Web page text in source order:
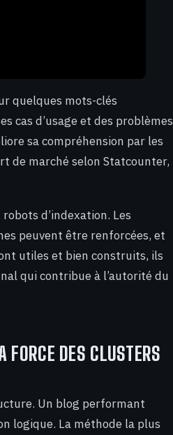
quelques mots-clés
cas d’usage et des problèmes
sa compréhension par les
de marché selon Statcounter,
d’indexation. Les
peuvent être renforcées, et
utiles et bien construits, ils
qui contribue à l’autorité du
FORCE DES CLUSTERS
Un blog performant
logique. La méthode la plus